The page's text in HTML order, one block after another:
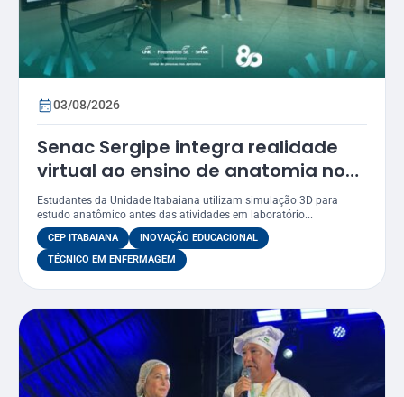
03/08/2026
Senac Sergipe integra realidade
virtual ao ensino de anatomia no
curso de Enfermagem
Estudantes da Unidade Itabaiana utilizam simulação 3D para
estudo anatômico antes das atividades em laboratório...
CEP ITABAIANA
INOVAÇÃO EDUCACIONAL
TÉCNICO EM ENFERMAGEM